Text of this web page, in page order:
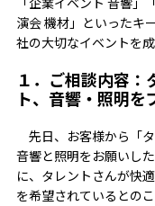
演会 機材」といったキ
社の大切なイベントを
１．ご相談内容：
ト、音響・照明を
先日、お客様から「
音響と照明をお願いし
に、タレントさんが快
を希望されているとのこ